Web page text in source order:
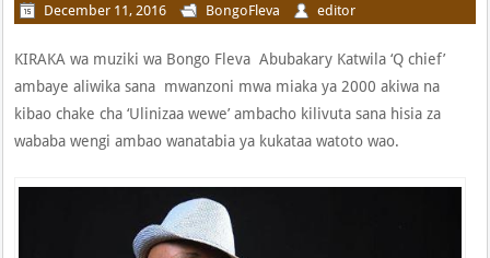
December 11, 2016 BongoFleva editor
KIRAKA wa muziki wa Bongo Fleva Abubakary Katwila ‘Q chief’
ambaye aliwika sana mwanzoni mwa miaka ya 2000 akiwa na
kibao chake cha ‘Ulinizaa wewe’ ambacho kilivuta sana hisia za
wababa wengi ambao wanatabia ya kukataa watoto wao.